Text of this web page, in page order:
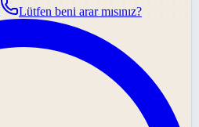
Lütfen beni arar mısınız?